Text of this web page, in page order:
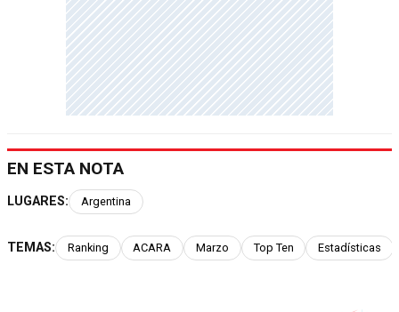
EN ESTA NOTA
LUGARES: Argentina
TEMAS: Ranking ACARA Marzo Top Ten Estadísticas